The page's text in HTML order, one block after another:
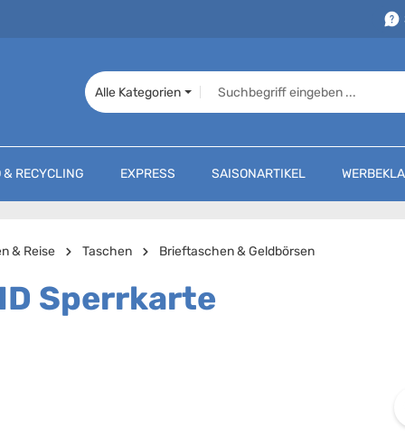
Alle Kategorien
& RECYCLING EXPRESS SAISONARTIKEL
& Reise Taschen Brieftaschen & Geldbörsen
Sperrkarte